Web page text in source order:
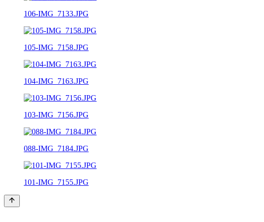
106-IMG_7133.JPG
105-IMG_7158.JPG
104-IMG_7163.JPG
103-IMG_7156.JPG
088-IMG_7184.JPG
101-IMG_7155.JPG